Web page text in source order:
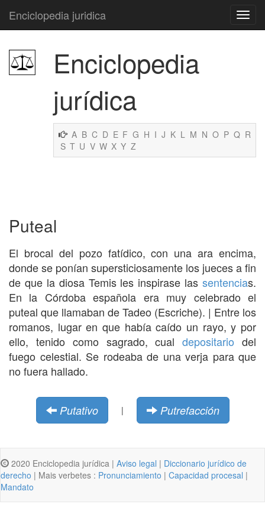
Enciclopedia juridica
Enciclopedia
jurídica
A B C D E F G H I J K L M N O P Q R
S T U V W X Y Z
Puteal
El brocal del pozo fatídico, con una ara encima,
donde se ponían supersticiosamente los jueces a fin
de que la diosa Temis les inspirase las sentencias.
En la Córdoba española era muy celebrado el
puteal que llamaban de Tadeo (Escriche). | Entre los
romanos, lugar en que había caído un rayo, y por
ello, tenido como sagrado, cualdepositario del
fuego celestial. Se rodeaba de una verja para que
no fuera hallado.
Putativo | Putrefacción
2020 Enciclopedia jurídica | Aviso legal | Diccionario jurídico de
derecho | Mais verbetes : Pronunciamiento | Capacidad procesal |
Mandato